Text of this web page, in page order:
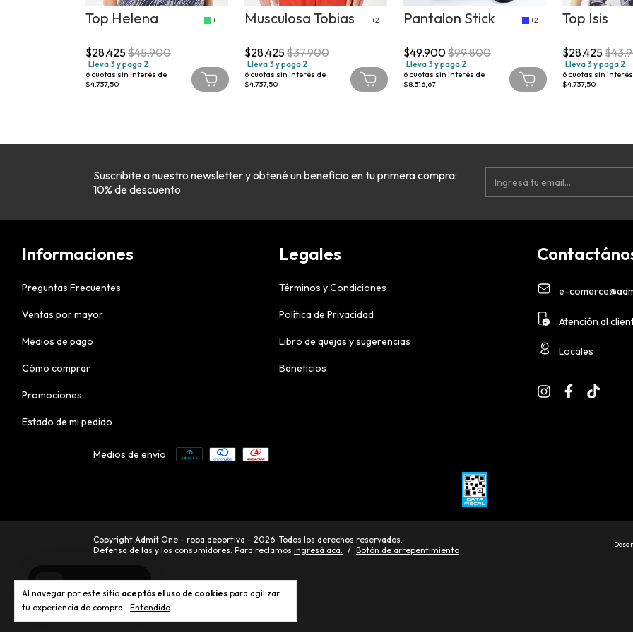
Al navegar por este sitio aceptás el uso de cookies para agilizar
tu experiencia de compra. Entendido
Top Helena +1
$28.425$45.900
Lleva 3 y paga 2
6 cuotas sin interés de
$4.737,50
Musculosa Tobias +2
$28.425$37.900
Lleva 3 y paga 2
6 cuotas sin interés de
$4.737,50
Pantalon Stick +2
$49.900$99.800
Lleva 3 y paga 2
6 cuotas sin interés de
$8.316,67
Top Isis
$28.425
Lleva 3 y paga 2
6 cuotas sin
$4.737,50
Suscribite a nuestro newsletter y obtené un beneficio en tu primera compra:
10% de descuento
Informaciones
Preguntas Frecuentes
Ventas por mayor
Medios de pago
Cómo comprar
Promociones
Estado de mi pedido
Legales
Términos y Condiciones
Política de Privacidad
Libro de quejas y sugerencias
Beneficios
e-
Atención al
Locales
Medios de envío
Copyright Admit One - ropa deportiva - 2026. Todos los derechos reservados.
Defensa de las y los consumidores. Para reclamos ingresá acá. / Botón de arrepentimiento